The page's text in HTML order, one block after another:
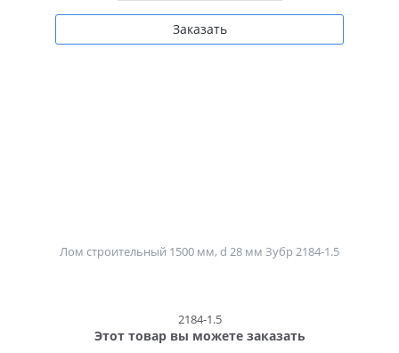
Заказать
Лом строительный 1500 мм, d 28 мм Зубр 2184-1.5
2184-1.5
Этот товар вы можете заказать